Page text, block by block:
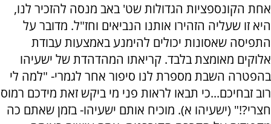
אחת הקונספציות הגדולות שט' באב מנסה להזכיר לנו,
היא זו שעליה הזהירו אותנו הנביאים וחז"ל. מדובר על
התפיסה שאסונות יכולים להימנע באמצעות עבודת
אלוקים מאומצת בלבד. קריאתו המהדהדת של ישעיהו
בהפטרה השבת מספרת לנו סיפור אחר לגמרי- "למה לי
רוב זבחיכם...כי תבאו לראות פני מי ביקש זאת מידכם רמוס
חצרי?!" (ישעיהו א). מוכיח אותם ישעיהו- בזמן שאתם כה